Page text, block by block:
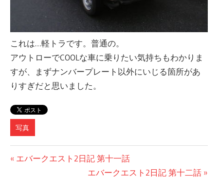
これは…軽トラです。普通の。
アウトローでCOOLな車に乗りたい気持ちもわかりま
すが、まずナンバープレート以外にいじる箇所があ
りすぎだと思いました。
写真
投
前
エバークエスト2日記 第十一話
次
エバークエスト2日記 第十二話